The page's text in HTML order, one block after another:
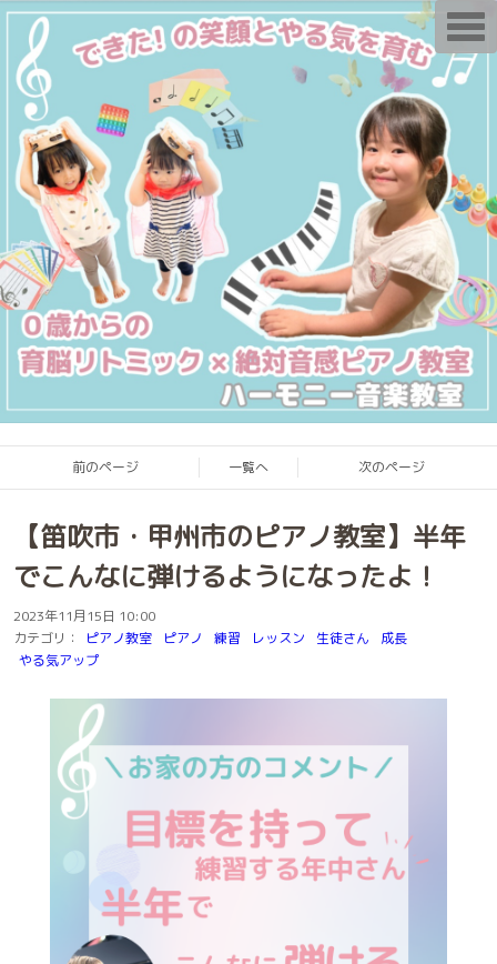
前のページ 一覧へ 次のページ
【笛吹市・甲州市のピアノ教室】半年
でこんなに弾けるようになったよ！
2023年11月15日 10:00
カテゴリ：
ピアノ教室 ピアノ 練習 レッスン 生徒さん
成長
やる気アップ
T
o
g
g
l
g
a
t